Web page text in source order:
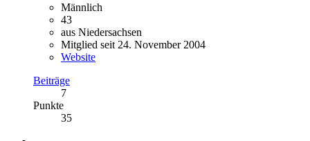
Männlich
43
aus Niedersachsen
Mitglied seit 24. November 2004
Website
Beiträge
7
Punkte
35